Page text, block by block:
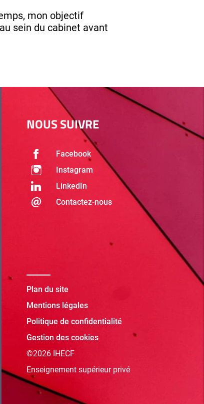
mon objectif
sein du cabinet avant
NOUS SUIVRE
Facebook
Instagram
LinkedIn
Contactez-nous
Plan du site
Mentions légales
Politique de confidentialité
Gestion des cookies
©2026 IHECF
Enseignement supérieur privé